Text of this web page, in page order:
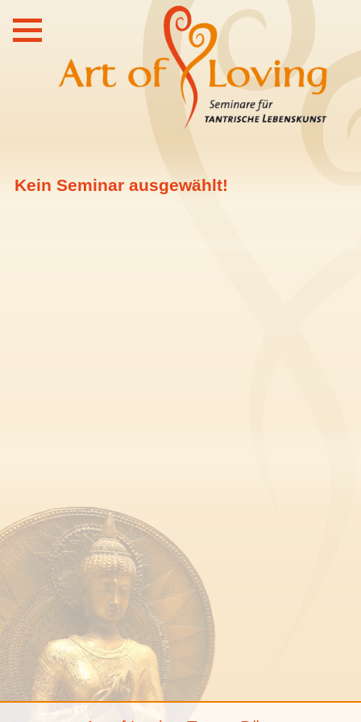
Kein Seminar ausgewählt!